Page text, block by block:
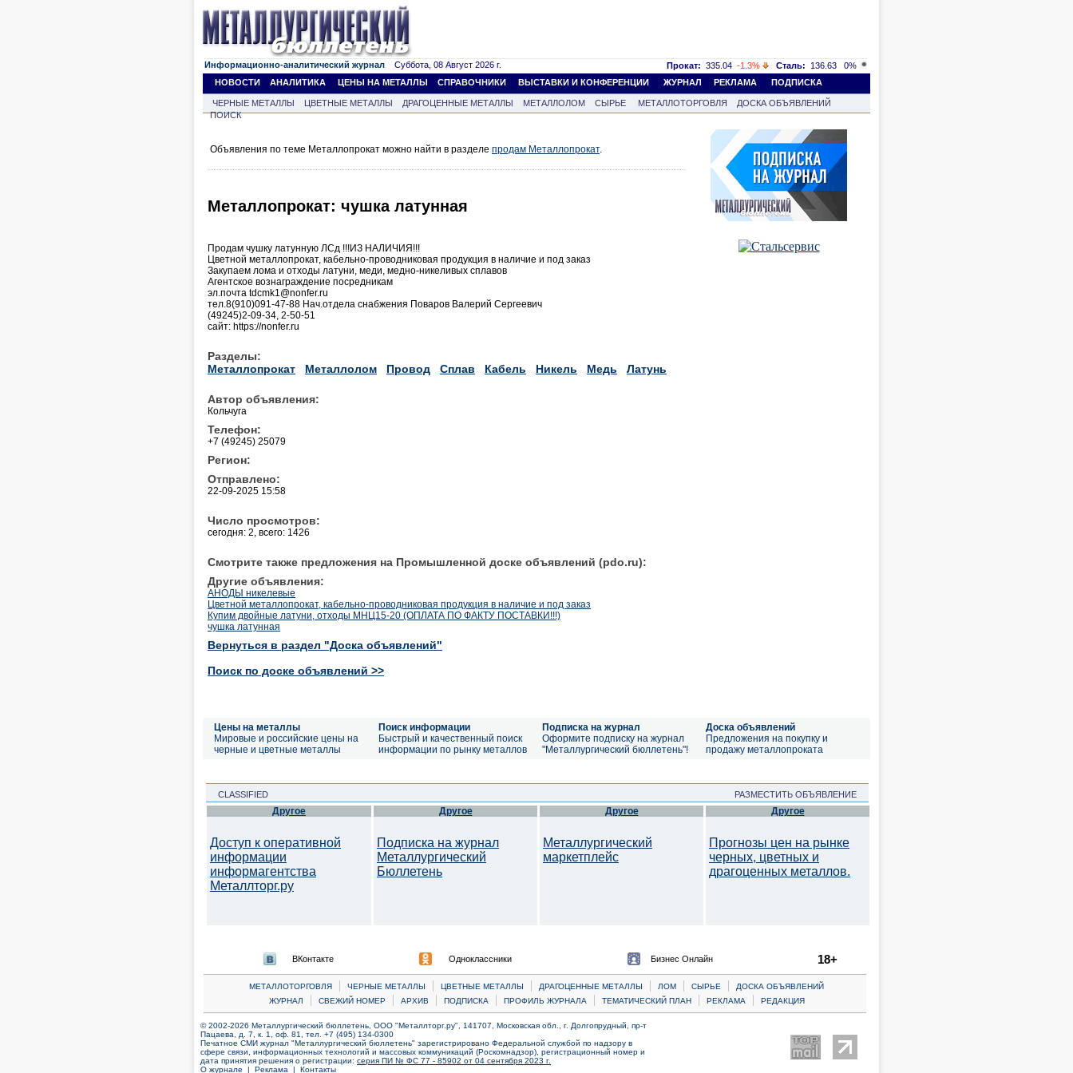
Информационно-аналитический журнал Суббота, 08 Август 2026 г. Прокат: 335.04 -1.3% Сталь: 136.63
0%
НОВОСТИ
АНАЛИТИКА ЦЕНЫ НА МЕТАЛЛЫ СПРАВОЧНИКИ ВЫСТАВКИ И КОНФЕРЕНЦИИ ЖУРНАЛ РЕКЛАМА ПОДПИСКА
ЧЕРНЫЕ МЕТАЛЛЫ ЦВЕТНЫЕ МЕТАЛЛЫ ДРАГОЦЕННЫЕ МЕТАЛЛЫ МЕТАЛЛОЛОМ СЫРЬЕ МЕТАЛЛОТОРГОВЛЯ
ДОСКА ОБЪЯВЛЕНИЙ
ПОИСК
Объявления по теме Металлопрокат можно найти в разделе продам Металлопрокат.
Металлопрокат: чушка латунная
Продам чушку латунную ЛСд !!!ИЗ НАЛИЧИЯ!!!
Цветной металлопрокат, кабельно-проводниковая продукция в наличие и под заказ
Закупаем лома и отходы латуни, меди, медно-никеливых сплавов
Агентское вознаграждение посредникам
эл.почта tdcmk1@nonfer.ru
тел.8(910)091-47-88 Нач.отдела снабжения Поваров Валерий Сергеевич
(49245)2-09-34, 2-50-51
сайт: https://nonfer.ru
Разделы:
Металлопрокат
Металлолом Провод Сплав Кабель Никель Медь Латунь
Автор объявления:
Кольчуга
Телефон:
+7 (49245) 25079
Регион:
Отправлено:
22-09-2025 15:58
Число просмотров:
сегодня: 2, всего: 1426
Смотрите также предложения на Промышленной доске объявлений (pdo.ru):
Другие объявления:
АНОДЫ никелевые
Цветной металлопрокат, кабельно-проводниковая продукция в наличие и под заказ
Купим двойные латуни, отходы МНЦ15-20 (ОПЛАТА ПО ФАКТУ ПОСТАВКИ!!!)
чушка латунная
Вернуться в раздел "Доска объявлений"
Поиск по доске объявлений >>
Цены на металлы
Мировые и российские цены на
черные и цветные металлы
Поиск информации
Быстрый и качественный поиск
информации по рынку металлов
Подписка на журнал
Оформите подписку на журнал
"Металлургический бюллетень"!
Доска объявлений
Предложения на покупку и
продажу металлопроката
CLASSIFIED РАЗМЕСТИТЬ ОБЪЯВЛЕНИЕ
Другое
Доступ к оперативной
информации
информагентства
Металлторг.ру
Другое
Подписка на журнал
Металлургический
Бюллетень
Другое
Металлургический
маркетплейс
Другое
Прогнозы цен на рынке
черных, цветных и
драгоценных металлов.
ВКонтакте Одноклассники Бизнес Онлайн 18+
МЕТАЛЛОТОРГОВЛЯ | ЧЕРНЫЕ МЕТАЛЛЫ | ЦВЕТНЫЕ МЕТАЛЛЫ | ДРАГОЦЕННЫЕ МЕТАЛЛЫ | ЛОМ | CЫРЬЕ |
ДОСКА ОБЪЯВЛЕНИЙ
ЖУРНАЛ
| СВЕЖИЙ НОМЕР | АРХИВ | ПОДПИСКА | ПРОФИЛЬ ЖУРНАЛА | ТЕМАТИЧЕСКИЙ ПЛАН | РЕКЛАМА | РЕДАКЦИЯ
© 2002-2026 Металлургический бюллетень, ООО "Металлторг.ру", 141707, Московская обл., г. Долгопрудный, пр-т
Пацаева, д. 7, к. 1, оф. 81, тел. +7 (495) 134-0300
Печатное СМИ журнал "Металлургический бюллетень" зарегистрировано Федеральной службой по надзору в
сфере связи, информационных технологий и массовых коммуникаций (Роскомнадзор), регистрационный номер и
дата принятия решения о регистрации: серия ПИ № ФС 77 - 85902 от 04 сентября 2023 г.
О журнале | Реклама | Контакты